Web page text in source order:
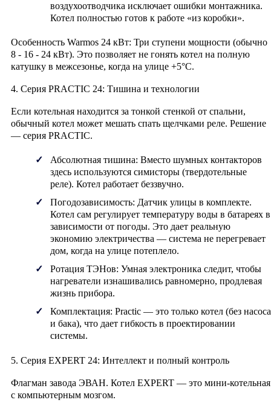
воздухоотводчика исключает ошибки монтажника.
Котел полностью готов к работе «из коробки».
Особенность Warmos 24 кВт: Три ступени мощности (обычно
8 - 16 - 24 кВт). Это позволяет не гонять котел на полную
катушку в межсезонье, когда на улице +5°C.
4. Серия PRACTIC 24: Тишина и технологии
Если котельная находится за тонкой стенкой от спальни,
обычный котел может мешать спать щелчками реле. Решение
— серия PRACTIC.
Абсолютная тишина: Вместо шумных контакторов
здесь используются симисторы (твердотельные
реле). Котел работает беззвучно.
Погодозависимость: Датчик улицы в комплекте.
Котел сам регулирует температуру воды в батареях в
зависимости от погоды. Это дает реальную
экономию электричества — система не перегревает
дом, когда на улице потеплело.
Ротация ТЭНов: Умная электроника следит, чтобы
нагреватели изнашивались равномерно, продлевая
жизнь прибора.
Комплектация: Practic — это только котел (без насоса
и бака), что дает гибкость в проектировании
системы.
5. Серия EXPERT 24: Интеллект и полный контроль
Флагман завода ЭВАН. Котел EXPERT — это мини-котельная
с компьютерным мозгом.